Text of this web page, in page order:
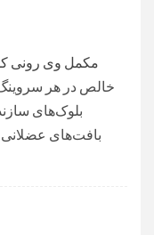
مکمل وی رونی
خالص در هر
بلوک‌های
بافت‌های